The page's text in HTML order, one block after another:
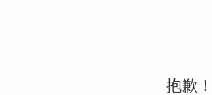
抱歉